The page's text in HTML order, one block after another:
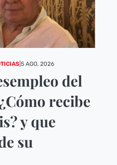
| 5 AGO, 2026
del
recibe
y que
su